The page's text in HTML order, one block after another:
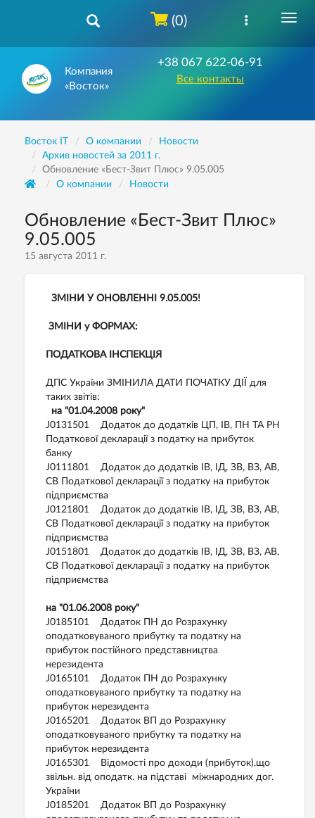
Компания
«Восток»
+38 067 622-06-91
Все контакты
(0)
Восток IT О компании
Новости
Архив новостей за 2011 г.
Обновление «Бест-Звит Плюс» 9.05.005
О компании
Новости
Обновление «Бест-Звит Плюс»
9.05.005
15 августа 2011 г.
ЗМІНИ У ОНОВЛЕННІ 9.05.005!
ЗМІНИ у ФОРМАХ:
ПОДАТКОВА ІНСПЕКЦІЯ
ДПС України ЗМІНИЛА ДАТИ ПОЧАТКУ ДІЇ для
таких звітів:
на "01.04.2008 року"
J0131501 Додаток до додатків ЦП, ІВ, ПН ТА РН
Податкової декларації з податку на прибуток
банку
J0111801 Додаток до додатків ІВ, ІД, ЗВ, ВЗ, АВ,
СВ Податкової декларації з податку на прибуток
підприємства
J0121801 Додаток до додатків ІВ, ІД, ЗВ, ВЗ, АВ,
СВ Податкової декларації з податку на прибуток
підприємства
J0151801 Додаток до додатків ІВ, ІД, ЗВ, ВЗ, АВ,
СВ Податкової декларації з податку на прибуток
підприємства
на "01.06.2008 року"
J0185101 Додаток ПН до Розрахунку
оподатковуваного прибутку та податку на
прибуток постійного представництва
нерезидента
J0165101 Додаток ПН до Розрахунку
оподатковуваного прибутку та податку на
прибуток нерезидента
J0165201 Додаток ВП до Розрахунку
оподатковуваного прибутку та податку на
прибуток нерезидента
J0165301 Відомості про доходи (прибуток),що
звільн. від оподатк. на підставі міжнародних дог.
України
J0185201 Додаток ВП до Розрахунку